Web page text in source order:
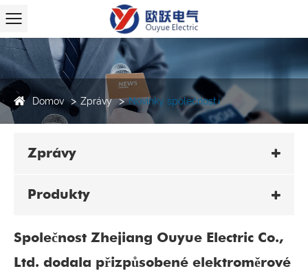
Domov Zprávy Novinky společnosti
Zprávy
Produkty
Společnost Zhejiang Ouyue Electric Co.,
Ltd. dodala přizpůsobené elektroměrové